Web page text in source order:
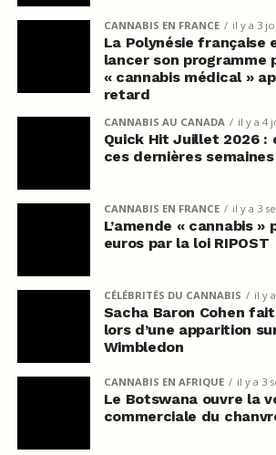
CANNABIS EN FRANCE il y a 3
La Polynésie française
lancer son programme
« cannabis médical »
retard
CANNABIS AU CANADA il y a 4
Quick Hit Juillet 2026 :
ces dernières semaines
CANNABIS EN FRANCE il y a 3
L’amende « cannabis »
euros par la loi RIPOST
CÉLÉBRITÉS DU CANNABIS il y
Sacha Baron Cohen
lors d’une apparition
Wimbledon
CANNABIS EN AFRIQUE il y a 3
Le Botswana ouvre la
commerciale du